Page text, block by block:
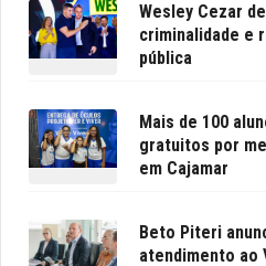
Wesley Cezar
criminalidade e
pública
Mais de 100
gratuitos por
em Cajamar
Beto Piteri
atendimento ao